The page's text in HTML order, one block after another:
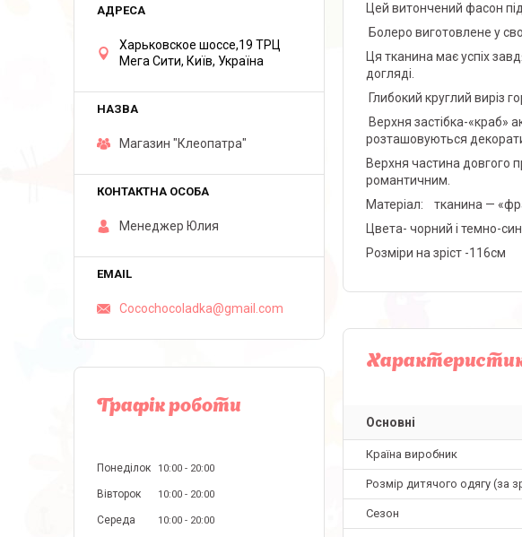
Цей витончений фасон
Болеро виготовлене у
Ця тканина має успіх
догляді.
Глибокий круглий виріз
Верхня застібка-«краб»
розташовуються
Верхня частина довгого
романтичним.
Матеріал: тканина —
Цвета- чорний і темно-
Розміри на зріст -116см
Основні
Країна виробник
Розмір дитячого одягу (за
Сезон
Харьковское шоссе,19 ТРЦ
Мега Сити, Київ, Україна
Магазин "Клеопатра"
Менеджер Юлия
Cocochocoladka@gmail.com
Графік роботи
Понеділок 10:00 20:00
Вівторок 10:00 20:00
Середа 10:00 20:00